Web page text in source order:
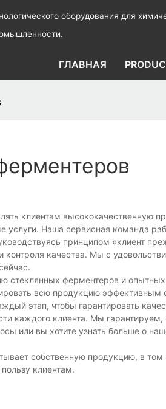
оборудования для
ГЛАВНАЯ
клиентам высококачественную
Наша сервисная команда
принципом «клиент
контроля качества. Мы с
стеклянных ферментеров и
всю продукцию
этап, чтобы гарантировать
каждого клиента. Мы гарантируем,
или вы хотите узнать больше о
собственную продукцию, в том
клиентам.